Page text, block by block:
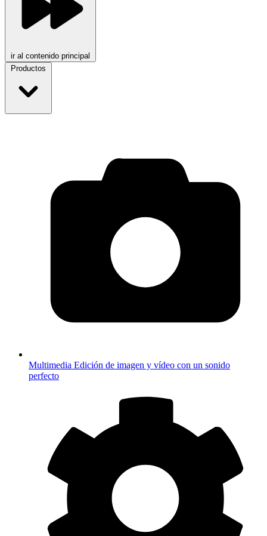
ir al contenido principal
Productos
Multimedia Edición de imagen y vídeo con un sonido
perfecto